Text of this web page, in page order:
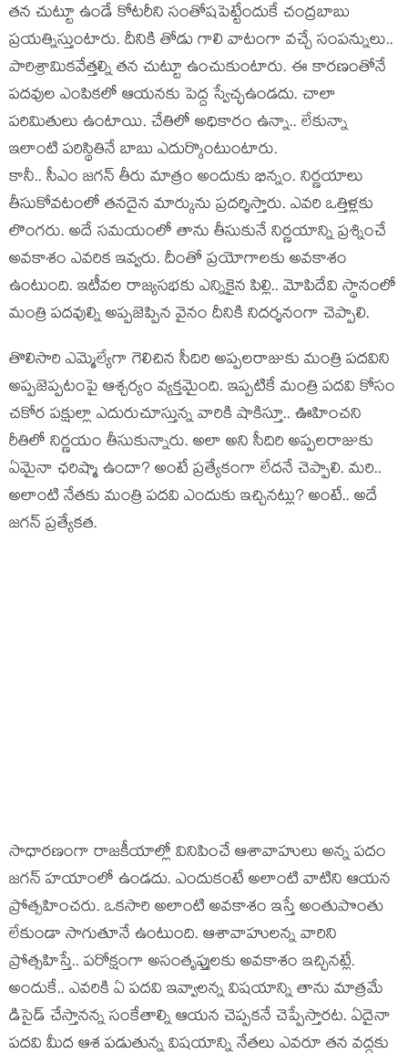
తన చుట్టూ ఉండే కోటరీని సంతోషపెట్టేందుకే చంద్రబాబు
ప్రయత్నిస్తుంటారు. దీనికి తోడు గాలి వాటంగా వచ్చే సంపన్నులు..
పారిశ్రామికవేత్తల్ని తన చుట్టూ ఉంచుకుంటారు. ఈ కారణంతోనే
పదవుల ఎంపికలో ఆయనకు పెద్ద స్వేచ్ఛఉండదు. చాలా
పరిమితులు ఉంటాయి. చేతిలో అధికారం ఉన్నా.. లేకున్నా
ఇలాంటి పరిస్థితినే బాబు ఎదుర్కొంటుంటారు.
కానీ.. సీఎం జగన్ తీరు మాత్రం అందుకు భిన్నం. నిర్ణయాలు
తీసుకోవటంలో తనదైన మార్కును ప్రదర్శిస్తారు. ఎవరి ఒత్తిళ్లకు
లొంగరు. అదే సమయంలో తాను తీసుకునే నిర్ణయాన్ని ప్రశ్నించే
అవకాశం ఎవరిక ఇవ్వరు. దీంతో ప్రయోగాలకు అవకాశం
ఉంటుంది. ఇటీవల రాజ్యసభకు ఎన్నికైన పిల్లి.. మోపిదేవి స్థానంలో
మంత్రి పదవుల్ని అప్పజెప్పిన వైనం దీనికి నిదర్శనంగా చెప్పాలి.
తొలిసారి ఎమ్మెల్యేగా గెలిచిన సీదిరి అప్పలరాజుకు మంత్రి పదవిని
అప్పజెప్పటంపై ఆశ్చర్యం వ్యక్తమైంది. ఇప్పటికే మంత్రి పదవి కోసం
చకోర పక్షుల్లా ఎదురుచూస్తున్న వారికి షాకిస్తూ.. ఊహించని
రీతిలో నిర్ణయం తీసుకున్నారు. అలా అని సీదిరి అప్పలరాజుకు
ఏమైనా ఛరిష్మా ఉందా? అంటే ప్రత్యేకంగా లేదనే చెప్పాలి. మరి..
అలాంటి నేతకు మంత్రి పదవి ఎందుకు ఇచ్చినట్లు? అంటే.. అదే
జగన్ ప్రత్యేకత.
సాధారణంగా రాజకీయాల్లో వినిపించే ఆశావాహులు అన్న పదం
జగన్ హయాంలో ఉండదు. ఎందుకంటే అలాంటి వాటిని ఆయన
ప్రోత్సహించరు. ఒకసారి అలాంటి అవకాశం ఇస్తే అంతుపొంతు
లేకుండా సాగుతూనే ఉంటుంది. ఆశావాహులన్న వారిని
ప్రోత్సహిస్తే.. పరోక్షంగా అసంతృప్తులకు అవకాశం ఇచ్చినట్లే.
అందుకే.. ఎవరికి ఏ పదవి ఇవ్వాలన్న విషయాన్ని తాను మాత్రమే
డిసైడ్ చేస్తానన్న సంకేతాల్ని ఆయన చెప్పకనే చెప్పేస్తారట. ఏదైనా
పదవి మీద ఆశ పడుతున్న విషయాన్ని నేతలు ఎవరూ తన వద్దకు